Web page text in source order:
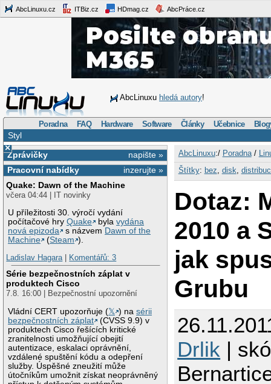
AbcLinuxu.cz ITBiz.cz HDmag.cz AbcPráce.cz
AbcLinuxu hledá autory!
Poradna FAQ Hardware Software Články Učebnice
Styl
×
napište »
Zprávičky
inzerujte »
Pracovní nabídky
Quake: Dawn of the Machine
včera 04:44 | IT novinky
U příležitosti 30. výročí vydání
počítačové hryQuake bylavydána
nová epizoda
s názvem Dawn of the
Machine
(Steam ).
Ladislav Hagara| Komentářů: 3
Série bezpečnostních záplat v
produktech Cisco
7.8. 16:00 | Bezpečnostní upozornění
Vládní CERT upozorňuje (𝕏 ) nasérii
bezpečnostních záplat
(CVSS 9.9) v
produktech Cisco řešících kritické
zranitelnosti umožňující obejití
autentizace, eskalaci oprávnění,
vzdálené spuštění kódu a odepření
služby. Úspěšné zneužití může
útočníkům umožnit získat neoprávněný
AbcLinuxu:/ Poradna/
Štítky: bez disk
Dotaz:
2010 a
jak
Grubu
Drlik |